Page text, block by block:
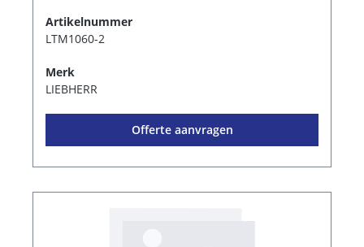
Artikelnummer
LTM1060-2
Merk
LIEBHERR
Offerte aanvragen